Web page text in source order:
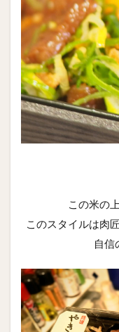
この米の
このスタイルは肉
自信